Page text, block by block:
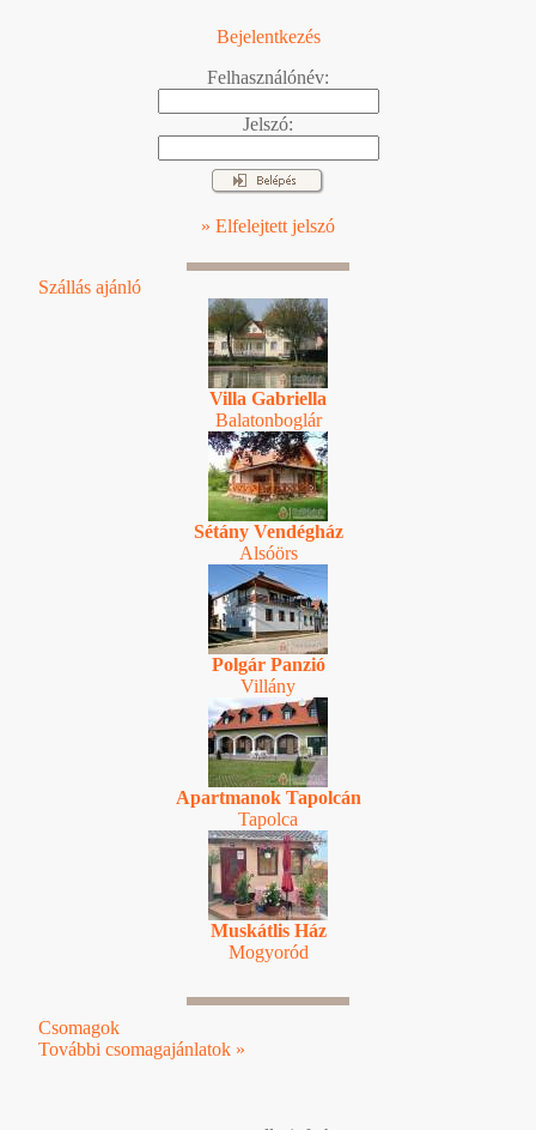
Bejelentkezés
Felhasználónév:
Jelszó:
» Elfelejtett jelszó
Szállás ajánló
Villa Gabriella
Balatonboglár
Sétány Vendégház
Alsóörs
Polgár Panzió
Villány
Apartmanok Tapolcán
Tapolca
Muskátlis Ház
Mogyoród
Csomagok
További csomagajánlatok »